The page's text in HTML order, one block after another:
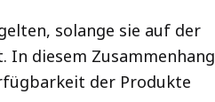
solange sie auf der
diesem Zusammenhang
der Produkte